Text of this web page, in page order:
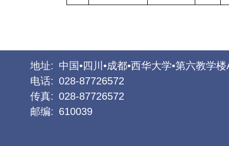
地址: 中国•四川•成都•西华大学•第六教学楼
电话: 028-87726572
传真: 028-87726572
邮编: 610039